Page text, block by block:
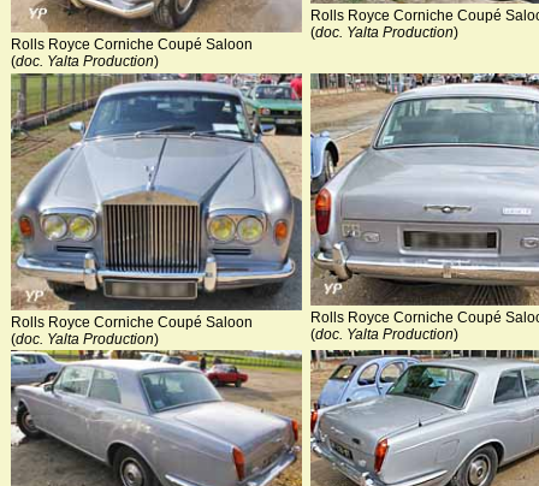
Rolls Royce Corniche Coupé Saloon
(doc. Yalta Production)
Rolls Royce Corniche Coupé
(doc. Yalta Production)
Rolls Royce Corniche Coupé Saloon
(doc. Yalta Production)
Rolls Royce Corniche Coupé
(doc. Yalta Production)